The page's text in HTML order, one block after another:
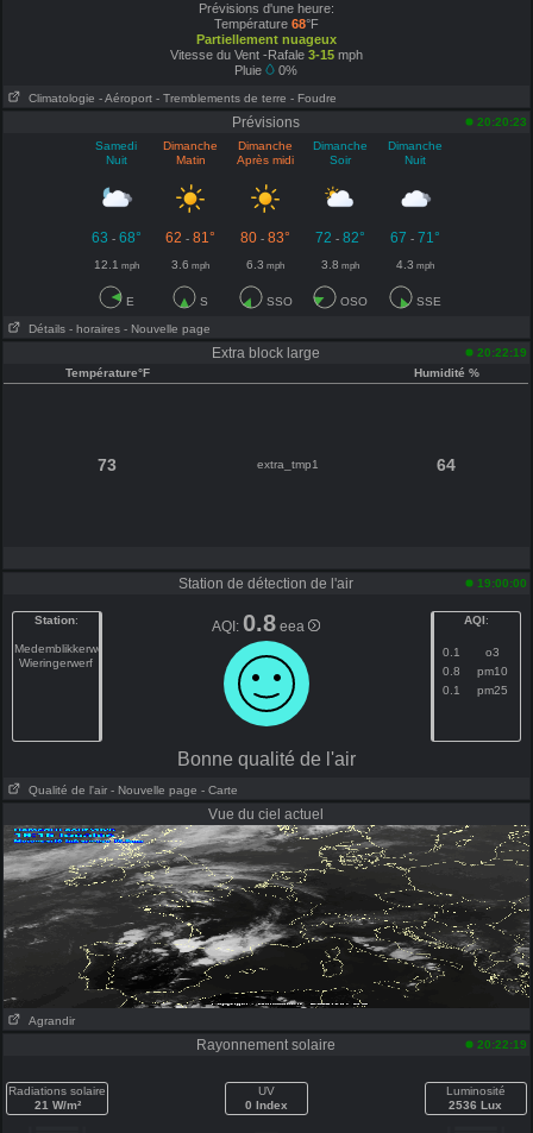
Prévisions d'une heure:
Température 68°F
Partiellement nuageux
Vitesse du Vent -Rafale 3-15mph
Pluie
0%
Climatologie - Aéroport - Tremblements de terre - Foudre
Prévisions
20:20:23
Samedi
Nuit
Dimanche
Matin
Dimanche
Après midi
Dimanche
Soir
Dimanche
Nuit
63 - 68° 62 -81° 80 -83° 72 -82° 67 - 71°
12.1 mph 3.6 mph 6.3 mph 3.8 mph 4.3 mph
E S SSO OSO SSE
Détails - horaires - Nouvelle page
Extra block large
20:22:19
Température°F
Humidité %
73 extra_tmp1 64
Station de détection de l'air 19:00:00
Station:
Medemblikkerweg
Wieringerwerf
AQI:0.8 eea AQI:
0.1
o3
0.8
pm10
0.1
pm25
Bonne qualité de l'air
Qualité de l'air - Nouvelle page - Carte
Vue du ciel actuel
Agrandir
Rayonnement solaire 20:22:19
Radiations solaire
21 W/m²
UV
0 Index
Luminosité
2536 Lux